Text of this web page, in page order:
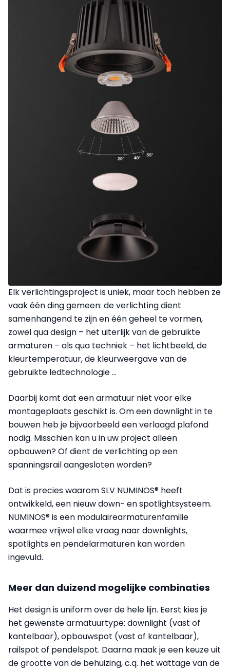
Elk verlichtingsproject is uniek, maar toch hebben ze
vaak één ding gemeen: de verlichting dient
samenhangend te zijn en één geheel te vormen,
zowel qua design – het uiterlijk van de gebruikte
armaturen – als qua techniek – het lichtbeeld, de
kleurtemperatuur, de kleurweergave van de
gebruikte ledtechnologie …
Daarbij komt dat een armatuur niet voor elke
montageplaats geschikt is. Om een downlight in te
bouwen heb je bijvoorbeeld een verlaagd plafond
nodig. Misschien kan u in uw project alleen
opbouwen? Of dient de verlichting op een
spanningsrail aangesloten worden?
Dat is precies waarom SLV NUMINOS®️ heeft
ontwikkeld, een nieuw down- en spotlightsysteem.
NUMINOS® is een modulairearmaturenfamilie
waarmee vrijwel elke vraag naar downlights,
spotlights en pendelarmaturen kan worden
ingevuld.
Meer dan duizend mogelijke combinaties
Het design is uniform over de hele lijn. Eerst kies je
het gewenste armatuurtype: downlight (vast of
kantelbaar), opbouwspot (vast of kantelbaar),
railspot of pendelspot. Daarna maak je een keuze uit
de grootte van de behuizing, c.q. het wattage van de